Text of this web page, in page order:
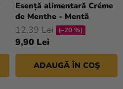
Esență alimentară Créme
de Menthe - Mentă
9,90 Lei
12,39 Lei (–20 %)
ADAUGĂ ÎN COŞ